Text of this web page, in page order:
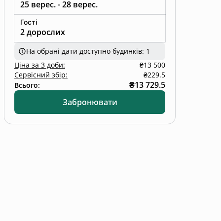
25 верес. - 28 верес.
Гості
2 дорослих
На обрані дати доступно будинків: 1
Ціна за 3 доби:
₴13 500
Сервісний збір:
₴229.5
Всього:
₴13 729.5
Забронювати